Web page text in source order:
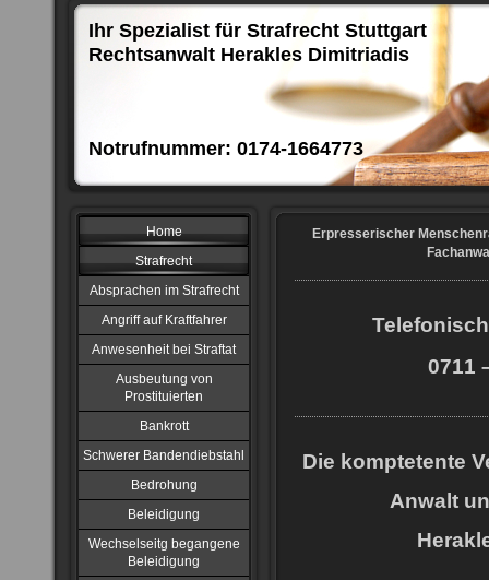
Ihr Spezialist für Strafrecht Stuttgart
Rechtsanwalt Herakles Dimitriadis
Notrufnummer: 0174-1664773
Home
Strafrecht
Absprachen im Strafrecht
Angriff auf Kraftfahrer
Anwesenheit bei Straftat
Ausbeutung von
Prostituierten
Bankrott
Schwerer Bandendiebstahl
Bedrohung
Beleidigung
Wechselseitg begangene
Beleidigung
Erpresserischer
0711
Die komptetente
Anwalt